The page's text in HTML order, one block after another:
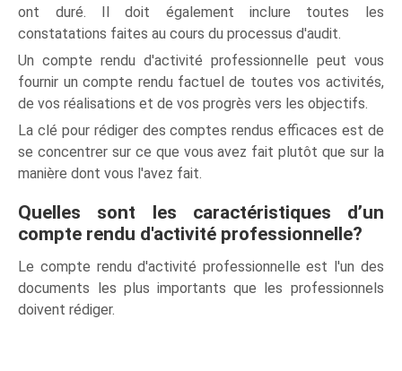
ont duré. Il doit également inclure toutes les
constatations faites au cours du processus d'audit.
Un compte rendu d'activité professionnelle peut vous
fournir un compte rendu factuel de toutes vos activités,
de vos réalisations et de vos progrès vers les objectifs.
La clé pour rédiger des comptes rendus efficaces est de
se concentrer sur ce que vous avez fait plutôt que sur la
manière dont vous l'avez fait.
Quelles sont les caractéristiques d’un
compte rendu d'activité professionnelle?
Le compte rendu d'activité professionnelle est l'un des
documents les plus importants que les professionnels
doivent rédiger.